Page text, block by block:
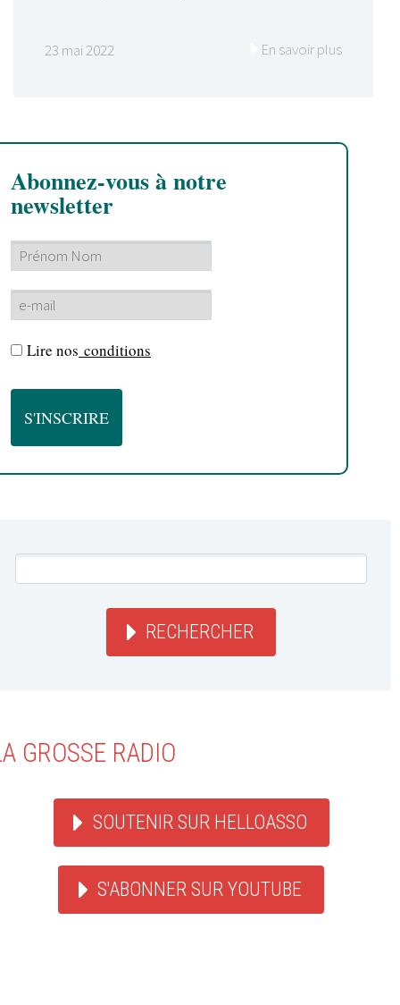
23 mai 2022 En savoir plus
Abonnez-vous à notre
newsletter
Lire nos conditions
RECHERCHER
GROSSE RADIO
SOUTENIR SUR HELLOASSO
S'ABONNER SUR YOUTUBE